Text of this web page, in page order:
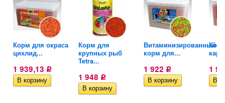
Корм для окраса
цихлид...
1 939,13 Р
Корм для
крупных рыб
Tetra...
1 948 Р
Витаминизированный
корм для...
1 922 Р 1